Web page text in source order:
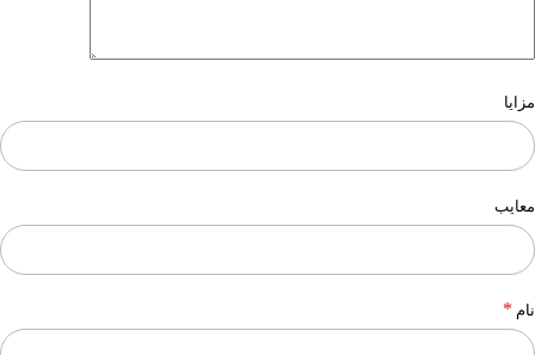
مزایا
معایب
نام *